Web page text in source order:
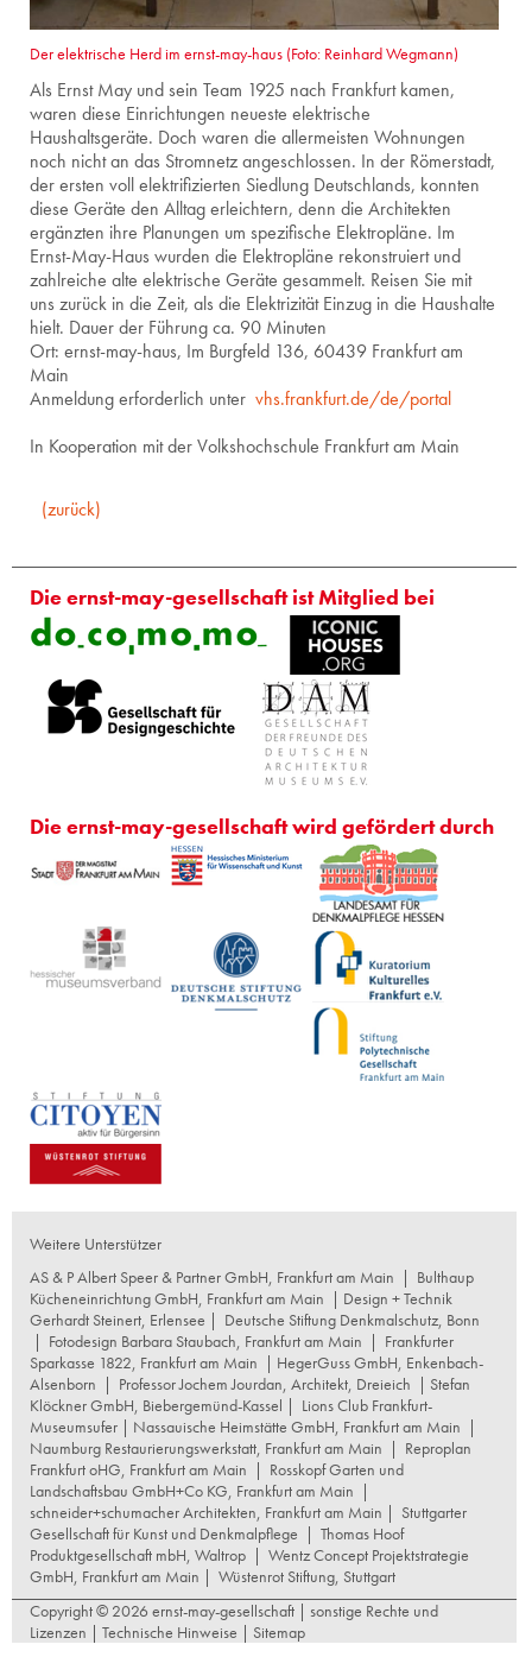
Der elektrische Herd im ernst-may-haus (Foto: Reinhard Wegmann)
Als Ernst May und sein Team 1925 nach Frankfurt kamen,
waren diese Einrichtungen neueste elektrische
Haushaltsgeräte. Doch waren die allermeisten Wohnungen
noch nicht an das Stromnetz angeschlossen. In der Römerstadt,
der ersten voll elektrifizierten Siedlung Deutschlands, konnten
diese Geräte den Alltag erleichtern, denn die Architekten
ergänzten ihre Planungen um spezifische Elektropläne. Im
Ernst-May-Haus wurden die Elektropläne rekonstruiert und
zahlreiche alte elektrische Geräte gesammelt. Reisen Sie mit
uns zurück in die Zeit, als die Elektrizität Einzug in die Haushalte
hielt. Dauer der Führung ca. 90 Minuten
Ort: ernst-may-haus, Im Burgfeld 136, 60439 Frankfurt am
Main
Anmeldung erforderlich unter vhs.frankfurt.de/de/portal
In Kooperation mit der Volkshochschule Frankfurt am Main
(zurück)
Die ernst-may-gesellschaft ist Mitglied bei
Die ernst-may-gesellschaft wird gefördert durch
Weitere Unterstützer
AS & P Albert Speer & Partner GmbH, Frankfurt am Main | Bulthaup
Kücheneinrichtung GmbH, Frankfurt am Main | Design + Technik
Gerhardt Steinert, Erlensee | Deutsche Stiftung Denkmalschutz, Bonn
| Fotodesign Barbara Staubach, Frankfurt am Main | Frankfurter
Sparkasse 1822, Frankfurt am Main | HegerGuss GmbH, Enkenbach-
Alsenborn | Professor Jochem Jourdan, Architekt, Dreieich | Stefan
Klöckner GmbH, Biebergemünd-Kassel | Lions Club Frankfurt-
Museumsufer | Nassauische Heimstätte GmbH, Frankfurt am Main |
Naumburg Restaurierungswerkstatt, Frankfurt am Main | Reproplan
Frankfurt oHG, Frankfurt am Main | Rosskopf Garten und
Landschaftsbau GmbH+Co KG, Frankfurt am Main |
schneider+schumacher Architekten, Frankfurt am Main | Stuttgarter
Gesellschaft für Kunst und Denkmalpflege | Thomas Hoof
Produktgesellschaft mbH, Waltrop | Wentz Concept Projektstrategie
GmbH, Frankfurt am Main | Wüstenrot Stiftung, Stuttgart
Copyright © 2026 ernst-may-gesellschaft | sonstige Rechte und
Lizenzen | Technische Hinweise | Sitemap